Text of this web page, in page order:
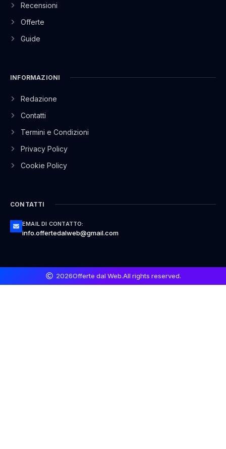
Recensioni
Offerte
Guide
INFORMAZIONI
Redazione
Contatti
Termini e Condizioni
Privacy Policy
Cookie Policy
CONTATTI
EMAIL DI CONTATTO:
info.offertedalweb@gmail.com
2026Offerte dal Web.All rights reserved.